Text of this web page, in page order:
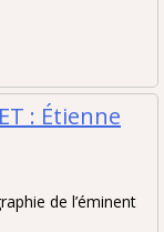
: Étienne
de l’éminent